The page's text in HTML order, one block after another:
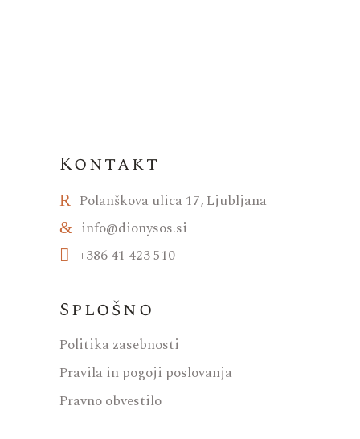
Kontakt
Polanškova ulica 17, Ljubljana
info@dionysos.si
+386 41 423 510
Splošno
Politika zasebnosti
Pravila in pogoji poslovanja
Pravno obvestilo